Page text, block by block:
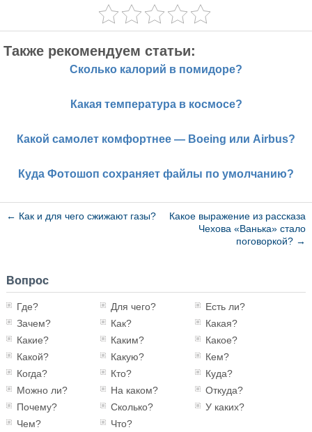
Также рекомендуем статьи:
Сколько калорий в помидоре?
Какая температура в космосе?
Какой самолет комфортнее — Boeing или Airbus?
Куда Фотошоп сохраняет файлы по умолчанию?
← Как и для чего сжижают газы?
Какое выражение из рассказа
Чехова «Ванька» стало
поговоркой? →
Вопрос
Где? Для чего?
Есть ли?
Зачем?
Как?
Какая?
Какие?
Каким?
Какое?
Какой?
Какую?
Кем?
Когда?
Кто?
Куда?
Можно ли?
На каком?
Откуда?
Почему?
Сколько?
У каких?
Чем?
Что?